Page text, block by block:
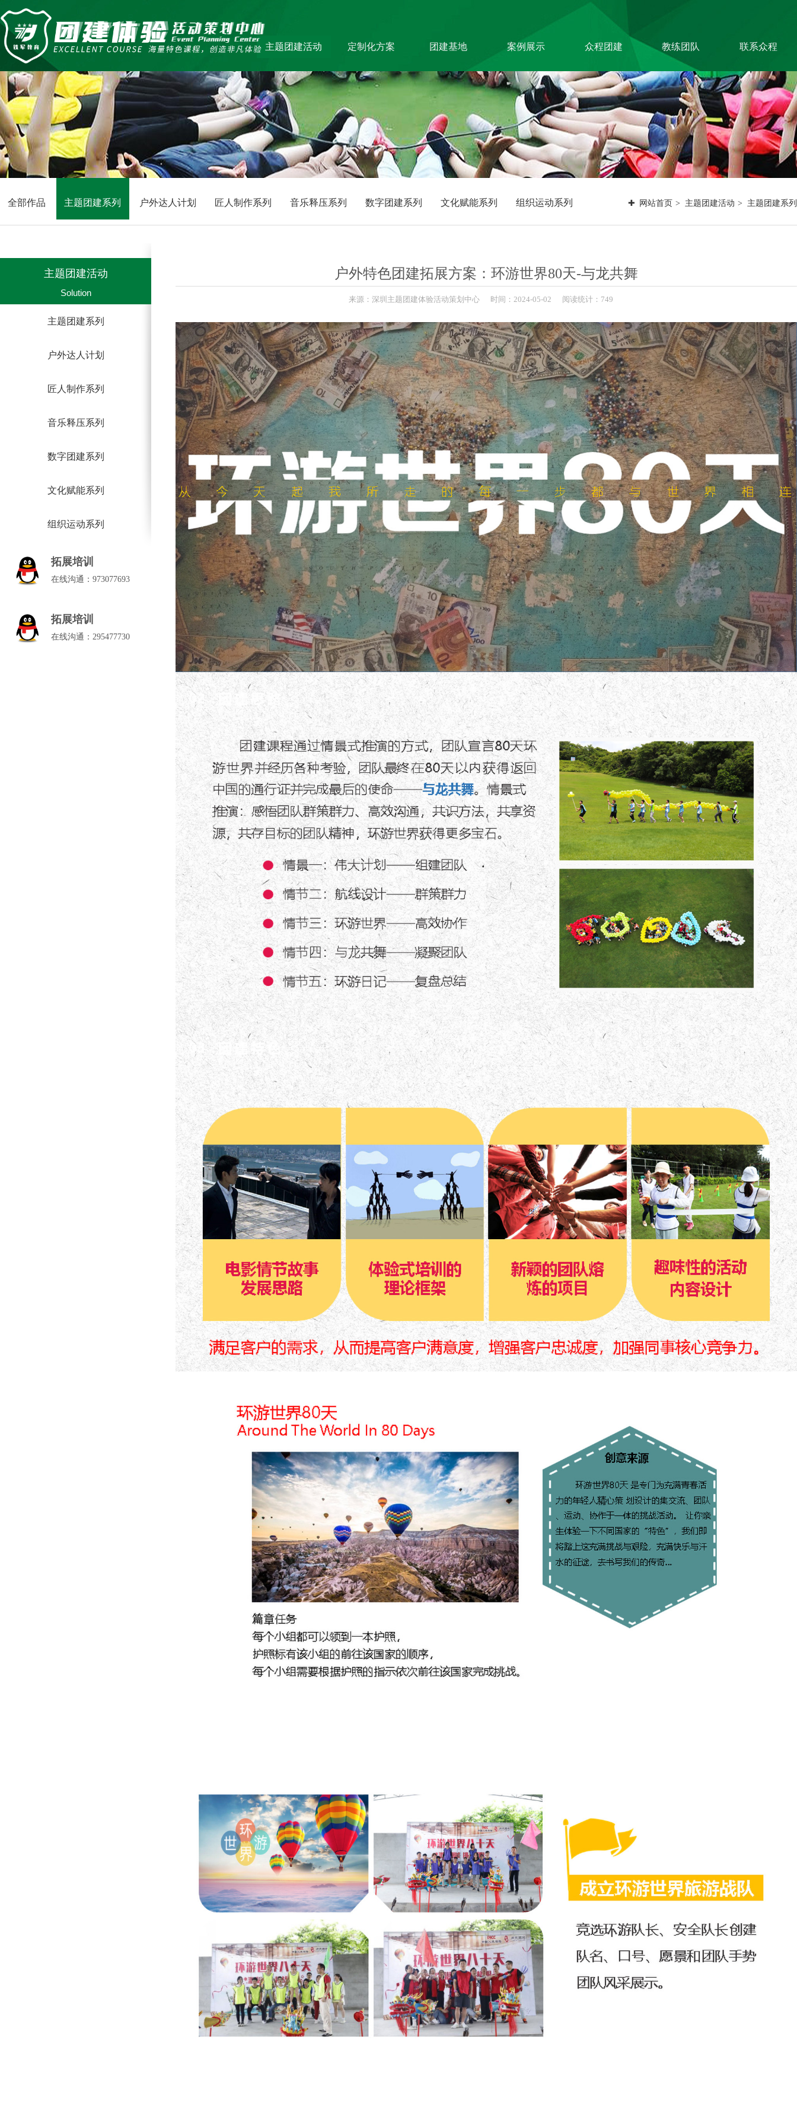
主题团建活动
户外达人计划
匠人制作系列
音乐释压系列
数字团建系列
文化赋能系列
组织运动系列
定制化方案
团建基地
商务度假景区
峡谷漂流乐园
国防军事教育
文化名胜古迹
案例展示
生产制造企业
银行保险证券
服务顾问资询
教培政企机构
众程团建
教练团队
组织架构
拓展资讯
联系方式
教练团队
特级培训师-渝生
泷
高级培训师-杨凯
高级培训师-张伟
峰
高级培训师-周义
军
高级培训师-全鹏
举
联系众程
网站首页 主题团建活动 主题团建系列
全部作品 主题团建系列 户外达人计划 匠人制作系列 音乐释压系列 数字团建系列 文化赋能系列 组织运动系列
主题团建活动
Solution
主题团建系列
户外达人计划
匠人制作系列
音乐释压系列
数字团建系列
文化赋能系列
组织运动系列
拓展培训
在线沟通：973077693
拓展培训
在线沟通：295477730
户外特色团建拓展方案：环游世界80天-与龙共舞
来源： 深圳主题团建体验活动策划中心 时间： 2024-05-02 阅读统计：749